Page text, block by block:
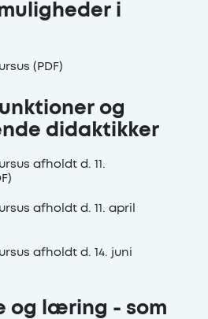
i
(PDF)
og
didaktikker
afholdt d. 11.
afholdt d. 11. april
afholdt d. 14. juni
og læring - som